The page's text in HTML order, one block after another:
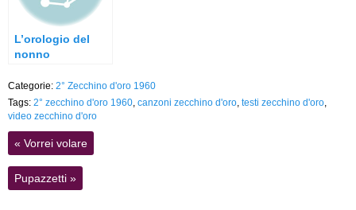
L’orologio del
nonno
Categorie: 2° Zecchino d'oro 1960
Tags: 2° zecchino d'oro 1960 canzoni zecchino d'oro testi zecchino d'oro
video zecchino d'oro
« Vorrei volare
Pupazzetti »